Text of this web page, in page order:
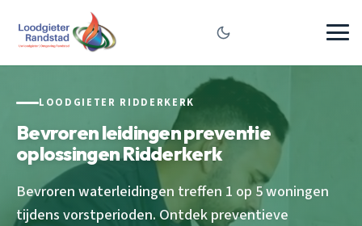
LOODGIETER RIDDERKERK
Bevroren leidingen preventie
oplossingen Ridderkerk
Bevroren waterleidingen treffen 1 op 5 woningen
tijdens vorstperioden. Ontdek preventieve